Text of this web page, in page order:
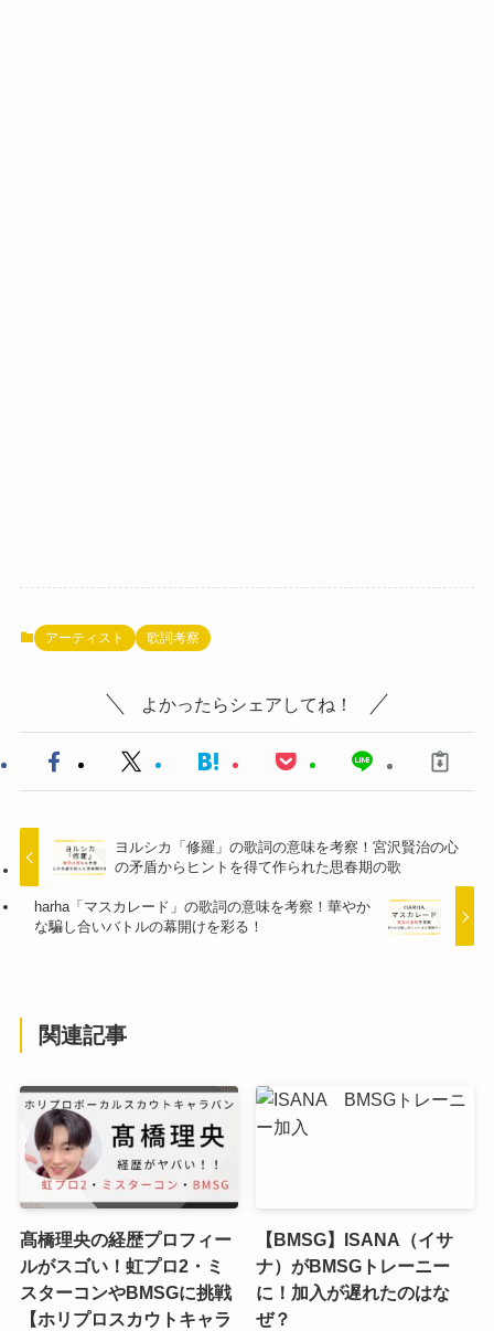
アーティスト 歌詞考察
よかったらシェアしてね！
ヨルシカ「修羅」の歌詞の意味を考察！宮沢賢治の心
の矛盾からヒントを得て作られた思春期の歌
harha「マスカレード」の歌詞の意味を考察！華やか
な騙し合いバトルの幕開けを彩る！
関連記事
髙橋理央の経歴プロフィー
ルがスゴい！虹プロ2・ミ
スターコンやBMSGに挑戦
【ホリプロスカウトキャラ
【BMSG】ISANA（イサ
ナ）がBMSGトレーニー
に！加入が遅れたのはな
ぜ？